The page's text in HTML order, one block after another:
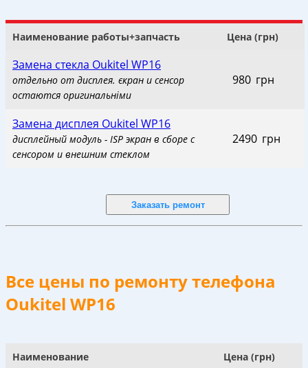
Наименование работы+запчасть Цена (грн)
Замена стекла Oukitel WP16
отдельно от дисплея. єкран и сенсор
остаются оригинальніми
980 грн
Замена дисплея Oukitel WP16
дисплейный модуль - ISP экран в сборе с
сенсором и внешним стеклом
2490 грн
Все цены по ремонту телефона
Oukitel WP16
Наименование Цена (грн)